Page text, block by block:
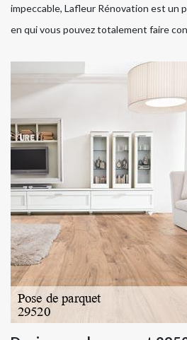
impeccable, Lafleur Rénovation est un
en qui vous pouvez totalement faire